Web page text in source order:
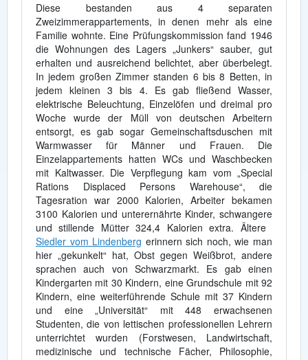
Diese bestanden aus 4 separaten
Zweizimmerappartements, in denen mehr als eine
Familie wohnte. Eine Prüfungskommission fand 1946
die Wohnungen des Lagers „Junkers“ sauber, gut
erhalten und ausreichend belichtet, aber überbelegt.
In jedem großen Zimmer standen 6 bis 8 Betten, in
jedem kleinen 3 bis 4. Es gab fließend Wasser,
elektrische Beleuchtung, Einzelöfen und dreimal pro
Woche wurde der Müll von deutschen Arbeitern
entsorgt, es gab sogar Gemeinschaftsduschen mit
Warmwasser für Männer und Frauen. Die
Einzelappartements hatten WCs und Waschbecken
mit Kaltwasser. Die Verpflegung kam vom „Special
Rations Displaced Persons Warehouse“, die
Tagesration war 2000 Kalorien, Arbeiter bekamen
3100 Kalorien und unterernährte Kinder, schwangere
und stillende Mütter 324,4 Kalorien extra. Ältere
Siedler vom Lindenberg erinnern sich noch, wie man
hier „gekunkelt“ hat, Obst gegen Weißbrot, andere
sprachen auch von Schwarzmarkt. Es gab einen
Kindergarten mit 30 Kindern, eine Grundschule mit 92
Kindern, eine weiterführende Schule mit 37 Kindern
und eine „Universität“ mit 448 erwachsenen
Studenten, die von lettischen professionellen Lehrern
unterrichtet wurden (Forstwesen, Landwirtschaft,
medizinische und technische Fächer, Philosophie,